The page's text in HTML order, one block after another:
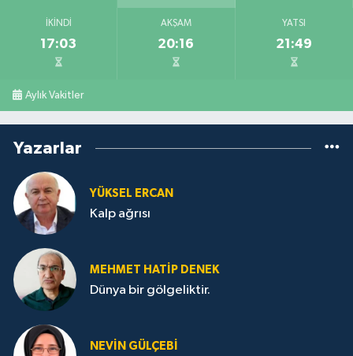
İKINDI
17:03
AKŞAM
20:16
YATSI
21:49
Aylık Vakitler
Yazarlar
YÜKSEL ERCAN
Kalp ağrısı
MEHMET HATİP DENEK
Dünya bir gölgeliktir.
NEVİN GÜLÇEBİ